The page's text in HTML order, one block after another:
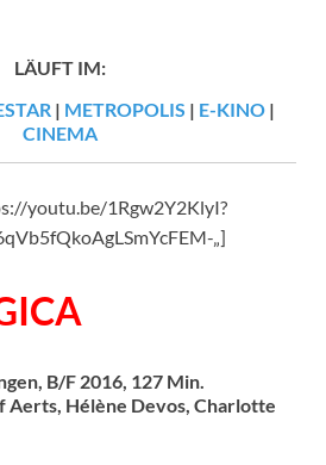
LÄUFT IM:
| METROPOLIS | E-KINO|
CINEMA
youtu.be/1Rgw2Y2KlyI?
„]
B/F 2016, 127 Min.
Aerts, Hélène Devos, Charlotte